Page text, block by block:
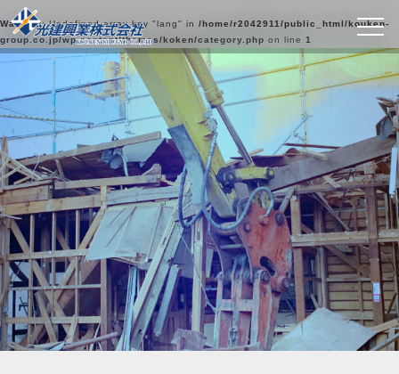
Warning: Undefined array key "lang" in /home/r2042911/public_html/kouken-
group.co.jp/wp-content/themes/koken/category.php on line 1
光建興業の実績